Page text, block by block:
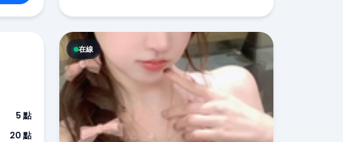
5 點
20 點
在線